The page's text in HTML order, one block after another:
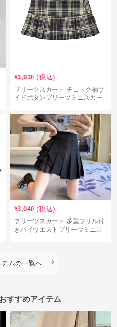
¥3,930 (税込)
プリーツスカート チェック柄サ
イドボタンプリーツミニスカー
¥3,040 (税込)
プリーツスカート 多重フリル付
きハイウエストプリーツミニス
テムの一覧へ ›
すすめアイテム